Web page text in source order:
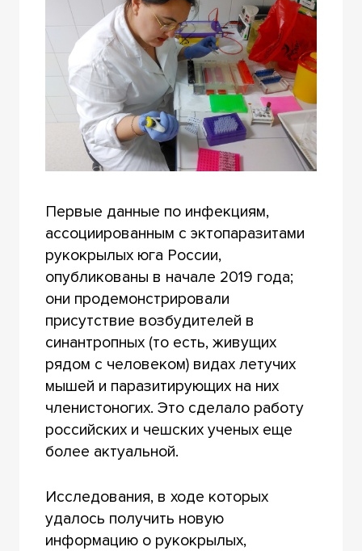
Первые данные по инфекциям,
ассоциированным с эктопаразитами
рукокрылых юга России,
опубликованы в начале 2019 года;
они продемонстрировали
присутствие возбудителей в
синантропных (то есть, живущих
рядом с человеком) видах летучих
мышей и паразитирующих на них
членистоногих. Это сделало работу
российских и чешских ученых еще
более актуальной.
Исследования, в ходе которых
удалось получить новую
информацию о рукокрылых,